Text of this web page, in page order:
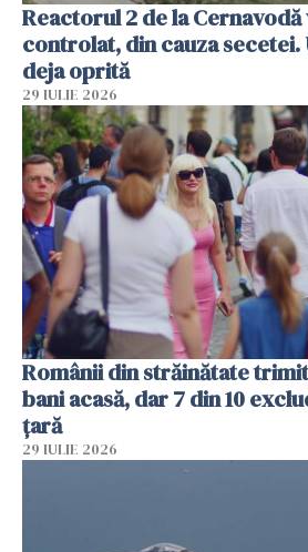
Reactorul 2 de la
controlat, din cauza secetei.
deja oprită
29 IULIE 2026
Românii din străinătate
bani acasă, dar 7 din 10
țară
29 IULIE 2026